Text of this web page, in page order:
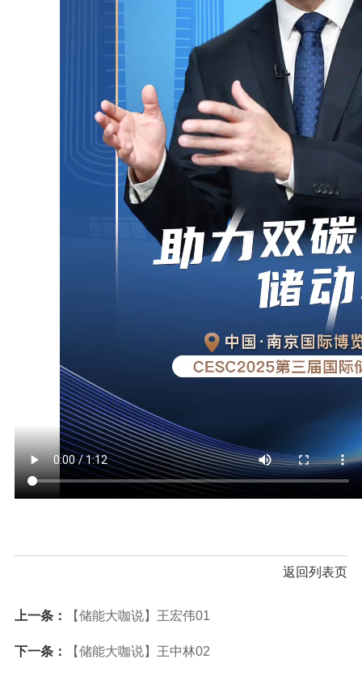
返回列表页
上一条： 【储能大咖说】王宏伟01
下一条： 【储能大咖说】王中林02